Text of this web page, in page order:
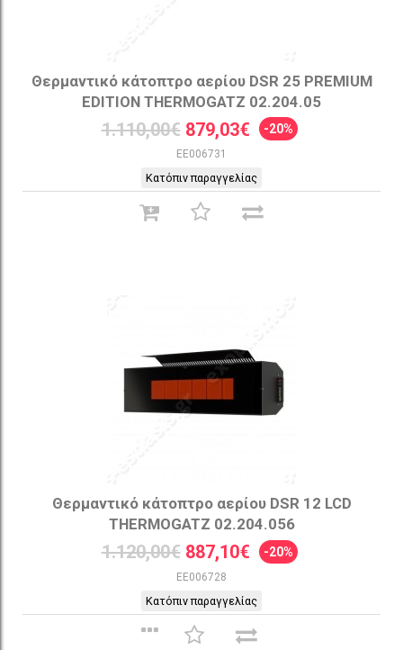
Θερμαντικό κάτοπτρο αερίου DSR 25 PREMIUM
EDITION THERMOGATZ 02.204.05
1.110,00€ 879,03€ -20%
EE006731
Κατόπιν παραγγελίας
Θερμαντικό κάτοπτρο αερίου DSR 12 LCD
THERMOGATZ 02.204.056
1.120,00€ 887,10€ -20%
EE006728
Κατόπιν παραγγελίας